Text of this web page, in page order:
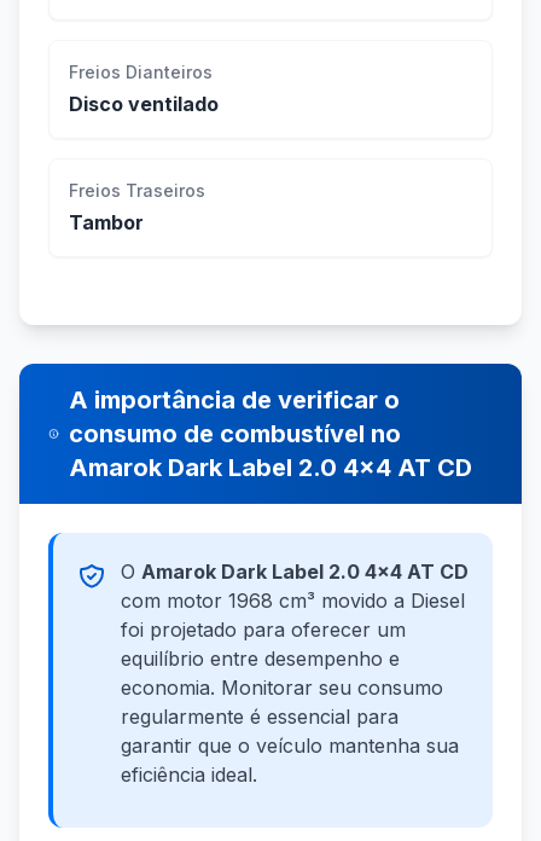
Freios Dianteiros
Disco ventilado
Freios Traseiros
Tambor
A importância de verificar o
consumo de combustível no
Amarok Dark Label 2.0 4x4 AT CD
O Amarok Dark Label 2.0 4x4 AT CD
com motor 1968 cm³ movido a Diesel
foi projetado para oferecer um
equilíbrio entre desempenho e
economia. Monitorar seu consumo
regularmente é essencial para
garantir que o veículo mantenha sua
eficiência ideal.